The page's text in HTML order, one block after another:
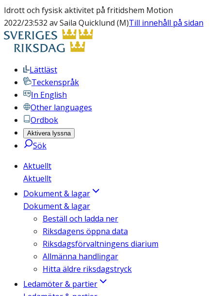
Idrott och fysisk aktivitet på fritidshem Motion
2022/23:532 av Saila Quicklund (M)Till innehåll på sidan
Lättläst
Teckenspråk
In English
Other languages
Ordbok
Aktivera lyssna
Sök
Aktuellt
Aktuellt
Dokument & lagar
Dokument & lagar
Beställ och ladda ner
Riksdagens öppna data
Riksdagsförvaltningens diarium
Allmänna handlingar
Hitta äldre riksdagstryck
Ledamöter & partier